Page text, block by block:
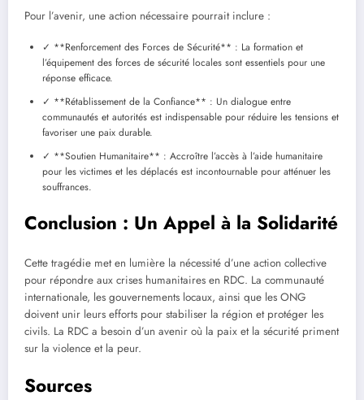
Pour l’avenir, une action nécessaire pourrait inclure :
✓ **Renforcement des Forces de Sécurité** : La formation et
l’équipement des forces de sécurité locales sont essentiels pour une
réponse efficace.
✓ **Rétablissement de la Confiance** : Un dialogue entre
communautés et autorités est indispensable pour réduire les tensions et
favoriser une paix durable.
✓ **Soutien Humanitaire** : Accroître l’accès à l’aide humanitaire
pour les victimes et les déplacés est incontournable pour atténuer les
souffrances.
Conclusion : Un Appel à la Solidarité
Cette tragédie met en lumière la nécessité d’une action collective
pour répondre aux crises humanitaires en RDC. La communauté
internationale, les gouvernements locaux, ainsi que les ONG
doivent unir leurs efforts pour stabiliser la région et protéger les
civils. La RDC a besoin d’un avenir où la paix et la sécurité priment
sur la violence et la peur.
Sources